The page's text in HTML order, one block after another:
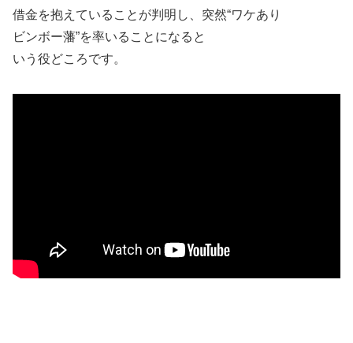
借金を抱えていることが判明し、突然“ワケあり
ビンボー藩”を率いることになると
いう役どころです。